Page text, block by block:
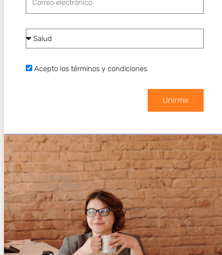
electrónico
Categoría
Acepto
Acepto los términos y condiciones
Unirme